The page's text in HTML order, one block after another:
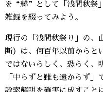
を“緯”として「浅間秋祭
雑録を綴ってみよう。
現行の「浅間秋祭り」の、
断）は、何百年以前からと
ではないらしく、恐らく、
「中らずと雖も遠からず